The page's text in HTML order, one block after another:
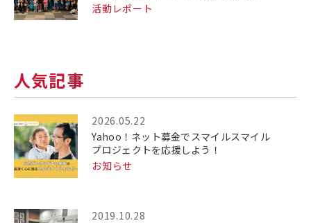
活動レポート
人気記事
2026.05.22
Yahoo！ネット募金でスマイルスマイル
プロジェクトを応援しよう！
お知らせ
2019.10.28